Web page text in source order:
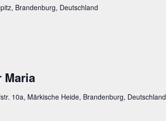
Brandenburg, Deutschland
Maria
10a, Märkische Heide, Brandenburg, Deutschland